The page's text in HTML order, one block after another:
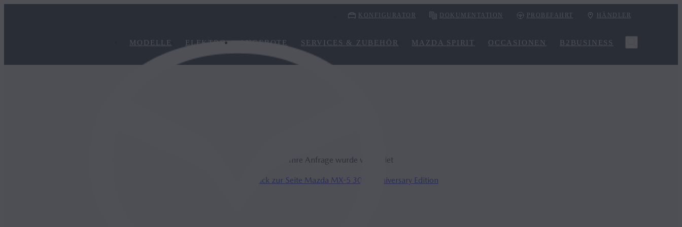
KONFIGURATOR DOKUMENTATION PROBEFAHRT HÄNDLER
MODELLE ELEKTRO ANGEBOTE SERVICES & ZUBEHÖR MAZDA SPIRIT OCCASIONEN B2BUSINESS
Ihre Anfrage wurde versendet
Zurück zur Seite Mazda MX-5 30th Anniversary Edition